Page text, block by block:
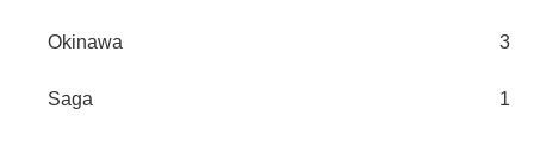
Okinawa 3
Saga 1